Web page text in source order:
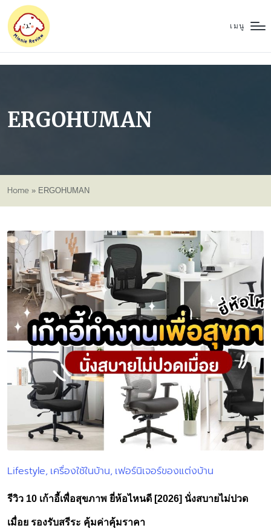
เมนู
ERGOHUMAN
Home » ERGOHUMAN
Posted
Lifestyle เครื่องใช้ในบ้าน เฟอร์นิเจอร์ของแต่งบ้าน
รีวิว 10 เก้าอี้เพื่อสุขภาพ ยี่ห้อไหนดี [2026] นั่งสบายไม่ปวด
เมื่อย รองรับสรีระ คุ้มค่าคุ้มราคา